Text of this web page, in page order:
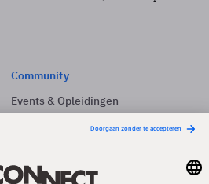
Community
Events & Opleidingen
Nieuwsbrieven